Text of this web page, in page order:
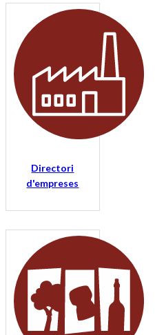
Directori
d'empreses